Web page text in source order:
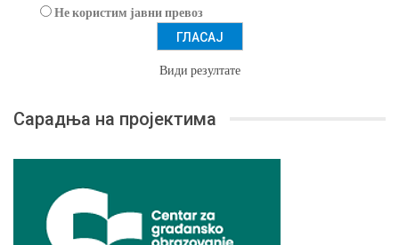
Не користим јавни превоз
Види резултате
Сарадња на пројектима